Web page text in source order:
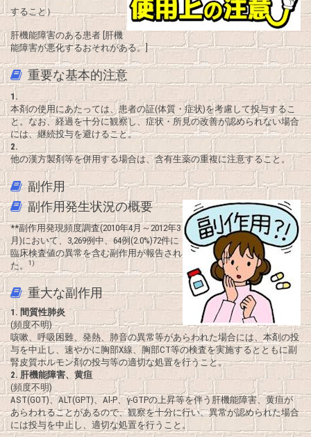
すること）
肝機能障害のある患者 [肝機
能障害が悪化するおそれがある。]
重要な基本的注意
1.
本剤の使用にあたっては、患者の証(体質・症状)を考慮して投与するこ
と。なお、経過を十分に観察し、症状・所見の改善が認められない場合
には、継続投与を避けること。
2.
他の漢方製剤等を併用する場合は、含有生薬の重複に注意すること。
副作用
副作用発生状況の概要
**副作用発現頻度調査(2010年4月～2012年3
月)において、3,269例中、64例(2.0%)72件に
臨床検査値の異常を含む副作用が報告され
た。
1)
重大な副作用
1. 間質性肺炎
(頻度不明)
咳嗽、呼吸困難、発熱、肺音の異常等があらわれた場合には、本剤の投
与を中止し、速やかに胸部X線、胸部CT等の検査を実施するとともに副
腎皮質ホルモン剤の投与等の適切な処置を行うこと。
2. 肝機能障害、黄疸
(頻度不明)
AST(GOT)、ALT(GPT)、Al-P、γ-GTPの上昇等を伴う肝機能障害、黄疸が
あらわれることがあるので、観察を十分に行い、異常が認められた場合
には投与を中止し、適切な処置を行うこと。